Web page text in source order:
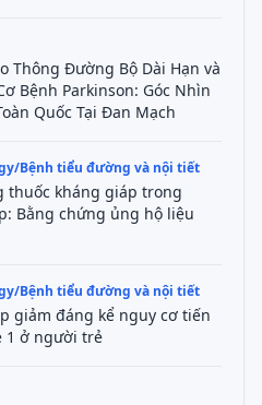
Thông Đường Bộ Dài Hạn và
Bệnh Parkinson: Góc Nhìn
Quốc Tại Đan Mạch
Bệnh tiểu đường và nội tiết
thuốc kháng giáp trong
Bằng chứng ủng hộ liệu
Bệnh tiểu đường và nội tiết
giảm đáng kể nguy cơ tiến
1 ở người trẻ